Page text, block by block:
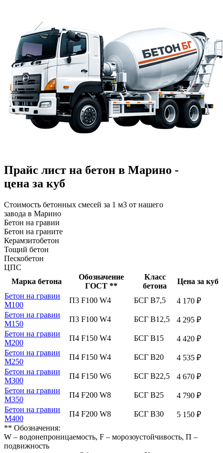
Прайс лист на бетон в Марино -
цена за куб
Стоимость бетонных смесей за 1 м3 от нашего
завода в Марино
Бетон на гравии
Бетон на граните
Керамзитобетон
Тощий бетон
Пескобетон
ЦПС
Марка бетона
Обозначение
ГОСТ **
Класс
бетона
Цена за куб
Бетон на гравии
М100
П3 F100 W4 БСГ В7,5
4 170 ₽
Бетон на гравии
М150
П3 F100 W4 БСГ В12,5
4 295 ₽
Бетон на гравии
М200
П4 F150 W4 БСГ В15
4 420 ₽
Бетон на гравии
М250
П4 F150 W4 БСГ В20
4 535 ₽
Бетон на гравии
М300
П4 F150 W6 БСГ В22,5
4 670 ₽
Бетон на гравии
М350
П4 F200 W8 БСГ В25
4 790 ₽
Бетон на гравии
М400
П4 F200 W8 БСГ В30
5 150 ₽
** Обозначения:
W – водонепроницаемость, F – морозоустойчивость, П –
подвижность